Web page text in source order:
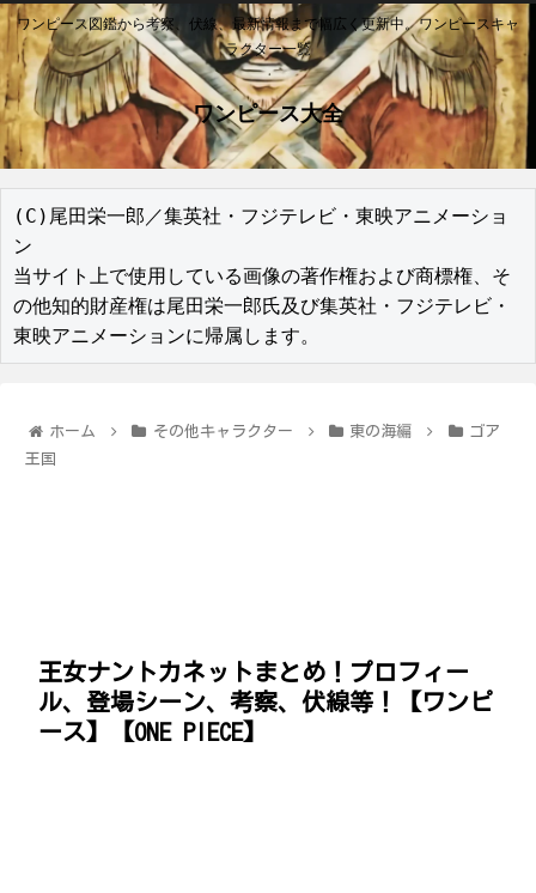
ワンピース図鑑から考察、伏線、最新情報まで幅広く更新中。ワンピースキャ
ラクター一覧
ワンピース大全
(C)尾田栄一郎／集英社・フジテレビ・東映アニメーショ
ン
当サイト上で使用している画像の著作権および商標権、そ
の他知的財産権は尾田栄一郎氏及び集英社・フジテレビ・
東映アニメーションに帰属します。
ホーム その他キャラクター 東の海編
ゴア
王国
王女ナントカネットまとめ！プロフィー
ル、登場シーン、考察、伏線等！【ワンピ
ース】【ONE PIECE】